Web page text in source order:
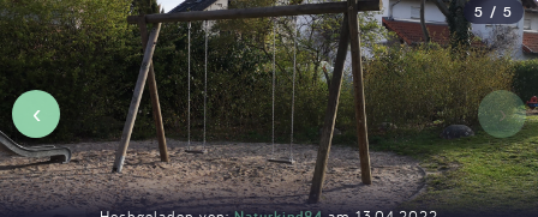
Blog
Partner
Kontakt
5 / 5
‹ ›